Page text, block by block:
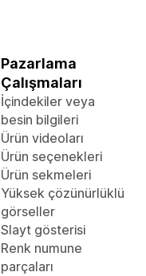
Pazarlama
Çalışmaları
İçindekiler veya
besin bilgileri
Ürün videoları
Ürün seçenekleri
Ürün sekmeleri
Yüksek çözünürlüklü
görseller
Slayt gösterisi
Renk numune
parçaları